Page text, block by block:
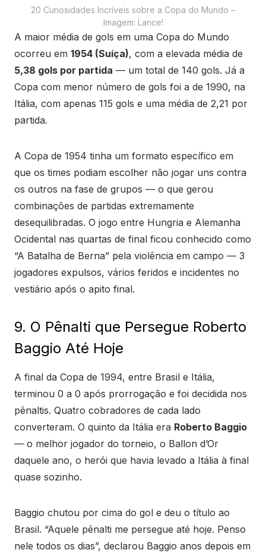
20 Curiosidades Incríveis sobre a Copa do Mundo –
Imagem: Lance!
A maior média de gols em uma Copa do Mundo
ocorreu em 1954 (Suíça), com a elevada média de
5,38 gols por partida — um total de 140 gols. Já a
Copa com menor número de gols foi a de 1990, na
Itália, com apenas 115 gols e uma média de 2,21 por
partida.
A Copa de 1954 tinha um formato específico em
que os times podiam escolher não jogar uns contra
os outros na fase de grupos — o que gerou
combinações de partidas extremamente
desequilibradas. O jogo entre Hungria e Alemanha
Ocidental nas quartas de final ficou conhecido como
“A Batalha de Berna” pela violência em campo — 3
jogadores expulsos, vários feridos e incidentes no
vestiário após o apito final.
9. O Pênalti que Persegue Roberto
Baggio Até Hoje
A final da Copa de 1994, entre Brasil e Itália,
terminou 0 a 0 após prorrogação e foi decidida nos
pênaltis. Quatro cobradores de cada lado
converteram. O quinto da Itália era Roberto Baggio
— o melhor jogador do torneio, o Ballon d’Or
daquele ano, o herói que havia levado a Itália à final
quase sozinho.
Baggio chutou por cima do gol e deu o título ao
Brasil. “Aquele pênalti me persegue até hoje. Penso
nele todos os dias”, declarou Baggio anos depois em